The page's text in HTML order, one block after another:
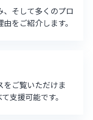
そして多くのプロ
をご紹介します。
ご覧いただけま
支援可能です。